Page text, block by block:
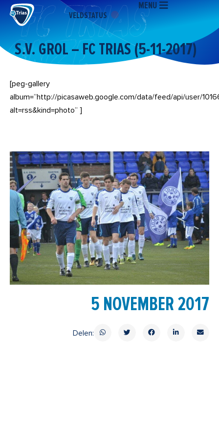
naar
inhoud
VELDSTATUS
MENU
S.V. GROL – FC TRIAS (5-11-2017)
[peg-gallery
album=”http://picasaweb.google.com/data/feed/api/user/
alt=rss&kind=photo” ]
5 NOVEMBER 2017
Delen: